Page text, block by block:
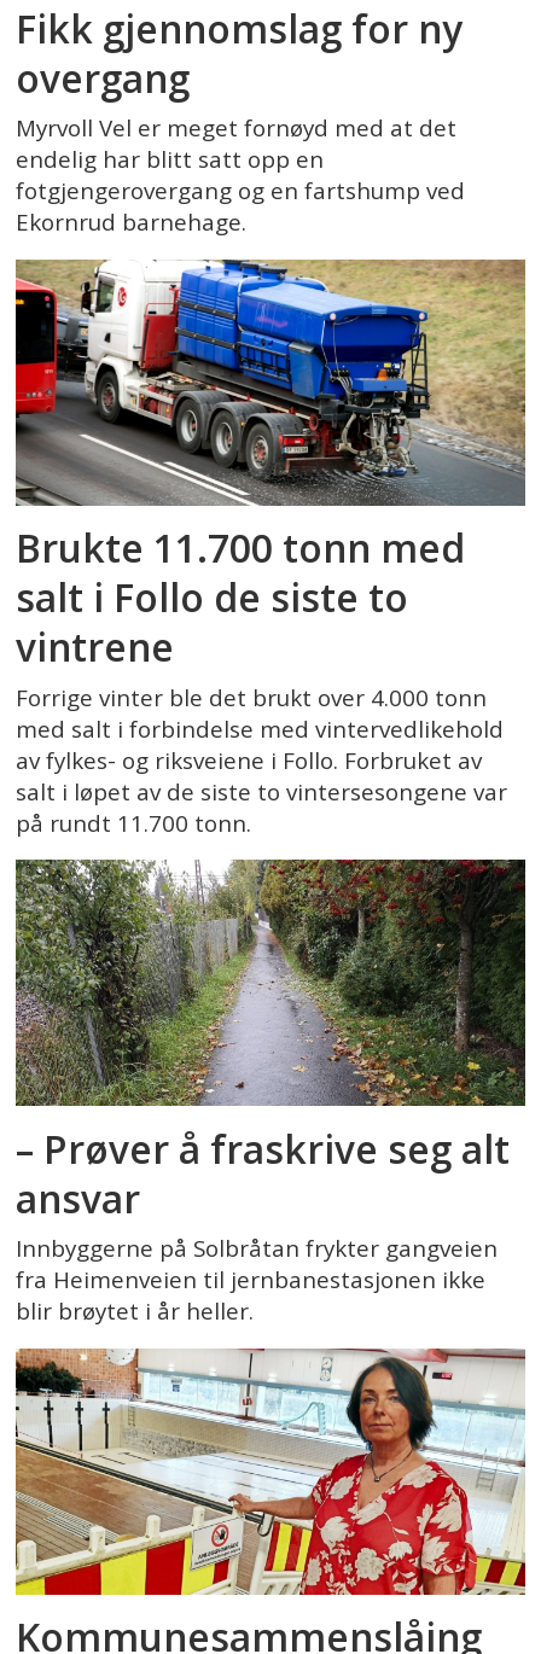
Fikk gjennomslag for ny
overgang
Myrvoll Vel er meget fornøyd med at det
endelig har blitt satt opp en
fotgjengerovergang og en fartshump ved
Ekornrud barnehage.
Brukte 11.700 tonn med
salt i Follo de siste to
vintrene
Forrige vinter ble det brukt over 4.000 tonn
med salt i forbindelse med vintervedlikehold
av fylkes- og riksveiene i Follo. Forbruket av
salt i løpet av de siste to vintersesongene var
på rundt 11.700 tonn.
– Prøver å fraskrive seg alt
ansvar
Innbyggerne på Solbråtan frykter gangveien
fra Heimenveien til jernbanestasjonen ikke
blir brøytet i år heller.
Kommunesammenslåing